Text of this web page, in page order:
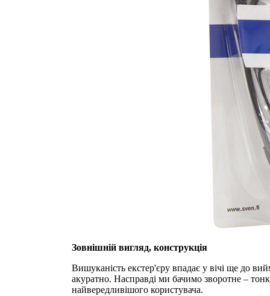
Зовнішній вигляд, конструкція
Вишуканість екстер'єру впадає у вічі ще до
акуратно. Насправді ми бачимо зворотне –
найвередливішого користувача.